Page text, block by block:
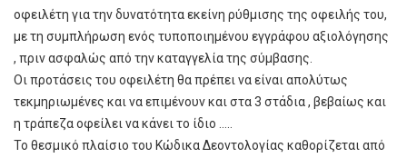
οφειλέτη για την δυνατότητα εκείνη ρύθμισης της οφειλής του,
με τη συμπλήρωση ενός τυποποιημένου εγγράφου αξιολόγησης
, πριν ασφαλώς από την καταγγελία της σύμβασης.
Οι προτάσεις του οφειλέτη θα πρέπει να είναι απολύτως
τεκμηριωμένες και να επιμένουν και στα 3 στάδια , βεβαίως και
η τράπεζα οφείλει να κάνει το ίδιο …..
Το θεσμικό πλαίσιο του Κώδικα Δεοντολογίας καθορίζεται από